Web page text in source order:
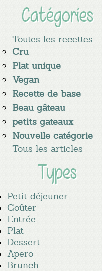
Catégories
Toutes les recettes
Cru
Plat unique
Vegan
Recette de base
Beau gâteau
petits gateaux
Nouvelle catégorie
Tous les articles
Types
Petit déjeuner
Goûter
Entrée
Plat
Dessert
Apero
Brunch